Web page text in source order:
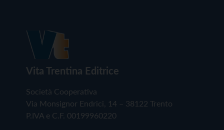
Vita Trentina Editrice
Società Cooperativa
Via Monsignor Endrici, 14 – 38122 Trento
P.IVA e C.F. 00199960220